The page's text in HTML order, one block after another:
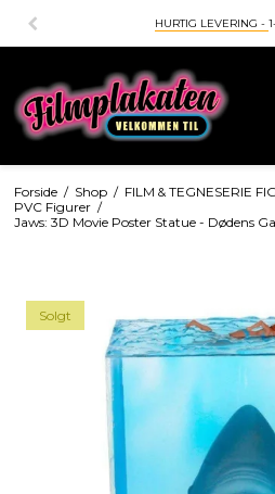
-
Forside / Shop / FILM & TEGNESERIE
PVC Figurer /
Jaws: 3D Movie Poster Statue - Dødens
Solgt